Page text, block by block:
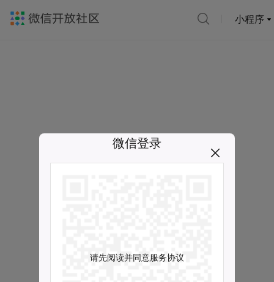
小程序
微信登录
请先阅读并同意服务协议